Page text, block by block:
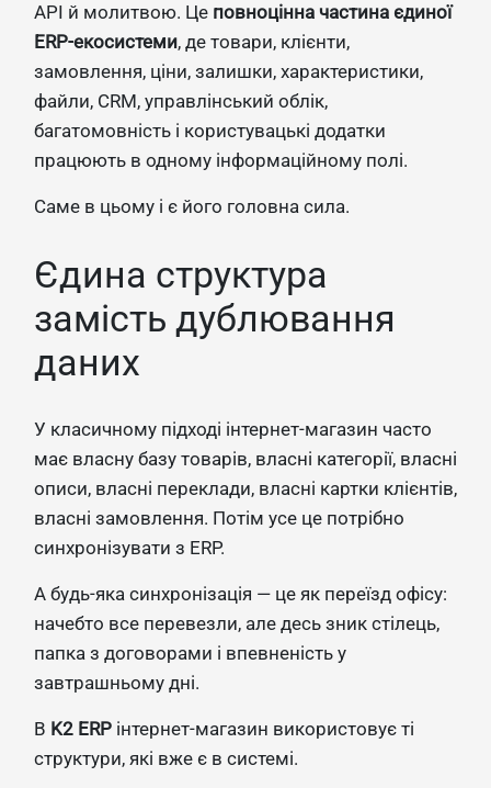
API й молитвою. Це повноцінна частина єдиної
ERP-екосистеми, де товари, клієнти,
замовлення, ціни, залишки, характеристики,
файли, CRM, управлінський облік,
багатомовність і користувацькі додатки
працюють в одному інформаційному полі.
Саме в цьому і є його головна сила.
Єдина структура
замість дублювання
даних
У класичному підході інтернет-магазин часто
має власну базу товарів, власні категорії, власні
описи, власні переклади, власні картки клієнтів,
власні замовлення. Потім усе це потрібно
синхронізувати з ERP.
А будь-яка синхронізація — це як переїзд офісу:
начебто все перевезли, але десь зник стілець,
папка з договорами і впевненість у
завтрашньому дні.
В K2 ERP інтернет-магазин використовує ті
структури, які вже є в системі.